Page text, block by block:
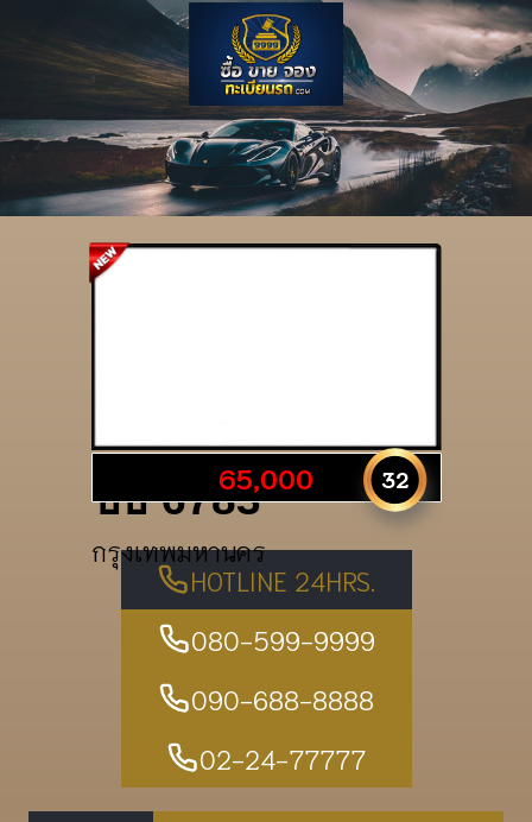
ธธ 6783
กรุงเทพมหานคร
65,000 32
HOTLINE 24HRS.
080-599-9999
090-688-8888
02-24-77777